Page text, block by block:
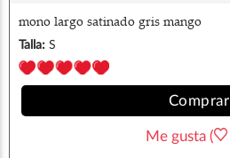
mono largo satinado gris mango
Talla: S
Comprar
Me gusta (